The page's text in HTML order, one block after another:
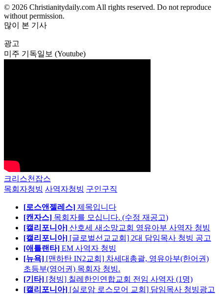
© 2026 Christianitydaily.com All rights reserved. Do not reproduce
without permission.
많이 본 기사
광고
미주 기독일보 (Youtube)
크리스천잡스
목회자청빙 사역자청빙 구인구직
[로스앤젤레스] 제목입니다
[캔자스] 목회자를 모십니다. (수정 재공고)
[캘리포니아] 산호세 새소망교회 영유아부 사역자 청빙
[캘리포니아] [글로벌선교교회] 2대 담임목사 청빙 공고
[애틀랜타] EM 사역자 청빙
[뉴욕] [맨하탄 IN2교회] 차세대총괄, 영유아부(한어권)
초등부(영어권) 목회자 청빙.
[기타] [청빙] 칠레한인연합교회 전임 사역자 (1명)
[캘리포니아] [실로암 로스모어 교회] 담임목사 청빙광고